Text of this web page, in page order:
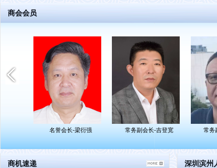
商会会员
常务副会长-刘小娟 名誉会长-梁衍强
商机速递 深圳滨州